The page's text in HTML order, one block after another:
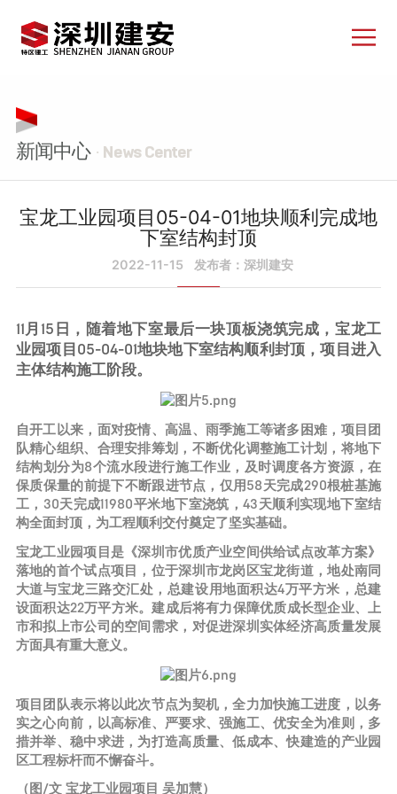
新闻中心 · News Center
宝龙工业园项目05-04-01地块顺利完成地
下室结构封顶
2022-11-15 发布者：深圳建安
11月15日，随着地下室最后一块顶板浇筑完成，宝龙工
业园项目05-04-01地块地下室结构顺利封顶，项目进入
主体结构施工阶段。
自开工以来，面对疫情、高温、雨季施工等诸多困难，项目团
队精心组织、合理安排筹划，不断优化调整施工计划，将地下
结构划分为8个流水段进行施工作业，及时调度各方资源，在
保质保量的前提下不断跟进节点，仅用58天完成290根桩基施
工，30天完成11980平米地下室浇筑，43天顺利实现地下室结
构全面封顶，为工程顺利交付奠定了坚实基础。
宝龙工业园项目是《深圳市优质产业空间供给试点改革方案》
落地的首个试点项目，位于深圳市龙岗区宝龙街道，地处南同
大道与宝龙三路交汇处，总建设用地面积达4万平方米，总建
设面积达22万平方米。建成后将有力保障优质成长型企业、上
市和拟上市公司的空间需求，对促进深圳实体经济高质量发展
方面具有重大意义。
项目团队表示将以此次节点为契机，全力加快施工进度，以务
实之心向前，以高标准、严要求、强施工、优安全为准则，多
措并举、稳中求进，为打造高质量、低成本、快建造的产业园
区工程标杆而不懈奋斗。
（图/文 宝龙工业园项目 吴加慧）